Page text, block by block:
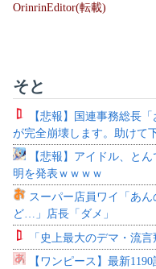
OrinrinEditor(転載)
そと
【悲報】国連事務総長
が完全崩壊します。助けて
【悲報】アイドル、と
明を発表ｗｗｗｗ
スーパー店員ワイ「あ
ど…」店長「ダメ」
「史上最大のデマ・流
【ワンピース】最新